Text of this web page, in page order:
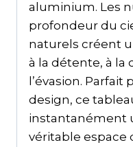
aluminium. Les
profondeur du
naturels créent
à la détente, à la
l’évasion.
design, ce
instantanément
véritable espace